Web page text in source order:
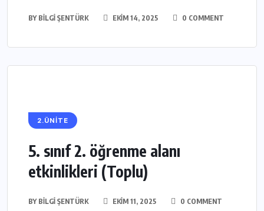
BY BILGI ŞENTÜRK EKIM 14, 2025 0 COMMENT
2.ÜNİTE
5. sınıf 2. öğrenme alanı
etkinlikleri (Toplu)
BY BILGI ŞENTÜRK EKIM 11, 2025 0 COMMENT